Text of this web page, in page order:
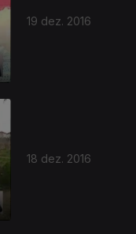
19 dez. 2016
18 dez. 2016